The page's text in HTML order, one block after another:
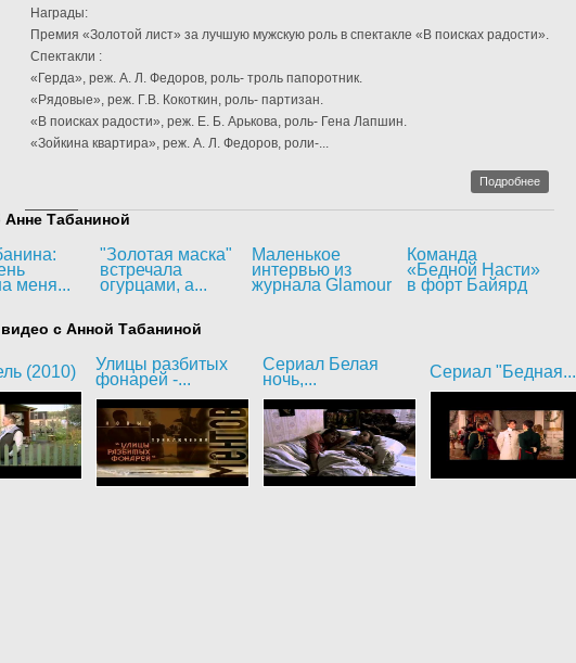
Награды:
Премия «Золотой лист» за лучшую мужскую роль в спектакле «В поисках радости».
Спектакли :
«Герда», реж. А. Л. Федоров, роль- троль папоротник.
«Рядовые», реж. Г.В. Кокоткин, роль- партизан.
«В поисках радости», реж. Е. Б. Арькова, роль- Гена Лапшин.
«Зойкина квартира», реж. А. Л. Федоров, роли-...
Подробнее
Анне Табаниной
меня...
"Золотая маска"
встречала
огурцами, а...
Маленькое
интервью из
журнала Glamour
Команда
«Бедной Насти»
в форт Байярд
с Анной Табаниной
(2010)
Улицы разбитых
фонарей -...
Сериал Белая
ночь,...
Сериал "Бедная...